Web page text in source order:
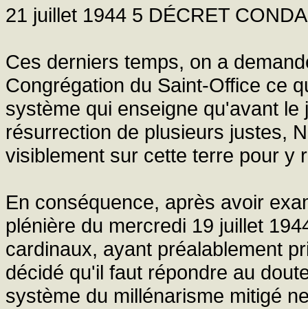
21 juillet 1944 5 DÉCRET
Ces derniers temps, on a
Congrégation du Saint-Office ce
système qui enseigne qu'avant
résurrection de plusieurs justes,
visiblement sur cette terre pour y
En conséquence, après avoir
plénière du mercredi 19 juillet
cardinaux, ayant préalablement
décidé qu'il faut répondre au
système du millénarisme mitigé